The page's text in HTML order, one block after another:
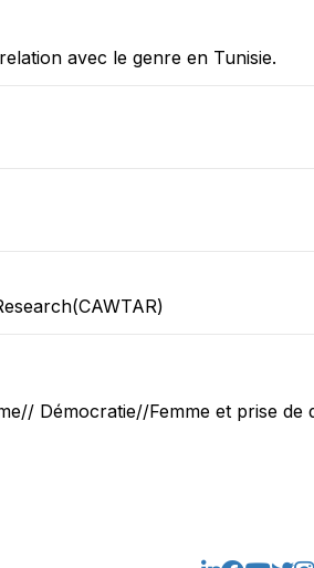
avec le genre en Tunisie.
Démocratie//Femme et prise